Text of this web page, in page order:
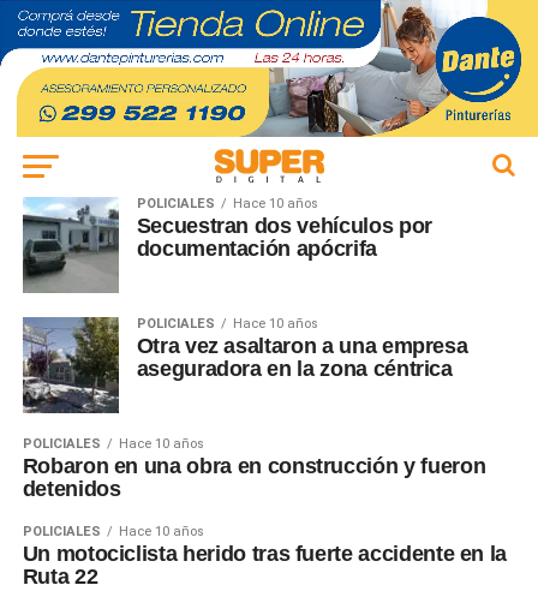
POLICIALES Hace 10 años
Secuestran dos vehículos por
documentación apócrifa
POLICIALES Hace 10 años
Otra vez asaltaron a una empresa
aseguradora en la zona céntrica
POLICIALES Hace 10 años
Robaron en una obra en construcción y fueron
detenidos
POLICIALES Hace 10 años
Un motociclista herido tras fuerte accidente en la
Ruta 22